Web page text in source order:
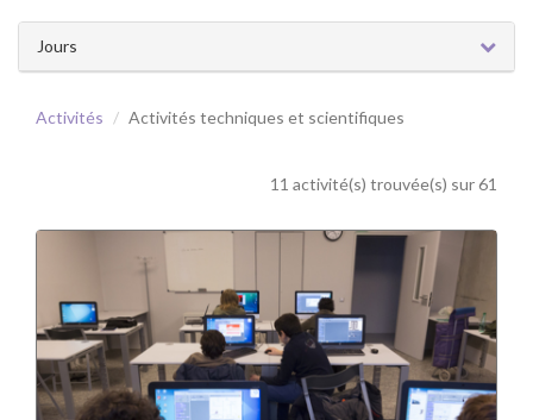
Jours
Activités Activités techniques et scientifiques
11 activité(s) trouvée(s) sur 61